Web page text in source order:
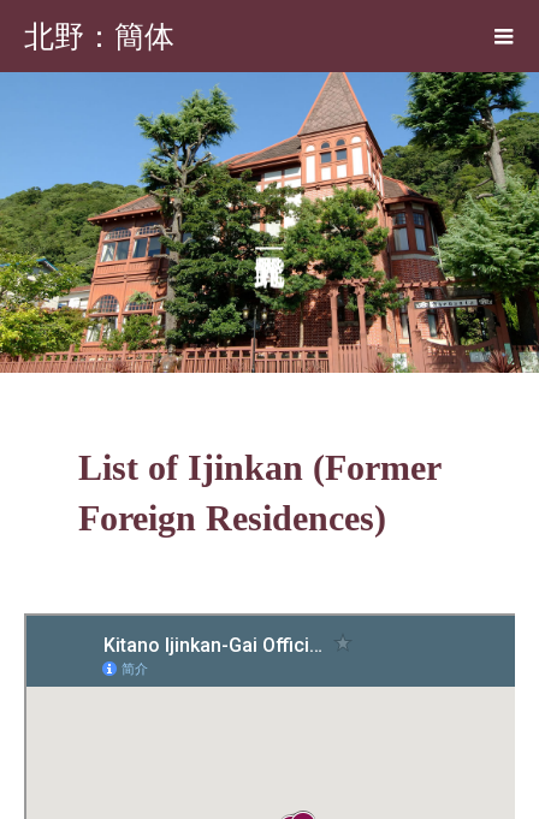
北野：簡体
List of Ijinkan (Former
Foreign Residences)